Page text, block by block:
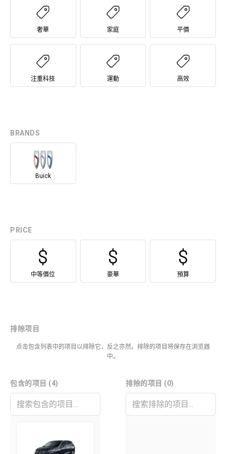
奢華 家庭 平價
注重科技 運動 高效
BRANDS
Buick
PRICE
中等價位 豪華 預算
排除项目
点击包含列表中的项目以排除它，反之亦然。排除的项目将保存在浏览器
中。
包含的项目 (4) 排除的项目 (0)